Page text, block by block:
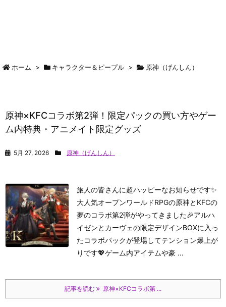
ホーム > キャラクター＆ピープル > 原神（げんしん）
原神×KFCコラボ第2弾！限定パックの買い方やゲー
ム内特典・アニメイト限定グッズ
5月 27, 2026 原神（げんしん）
旅人の皆さんに超ハッピーなお知らせです✨
大人気オープンワールドRPGの原神とKFCの
夢のコラボ第2弾がやってきました🎉アルハ
イゼンとカーヴェの限定デザインBOXに入っ
たコラボパックが登場してテンション爆上が
りです💖ゲーム内アイテムや豪 ...
記事を読む 原神×KFCコラボ第 ...